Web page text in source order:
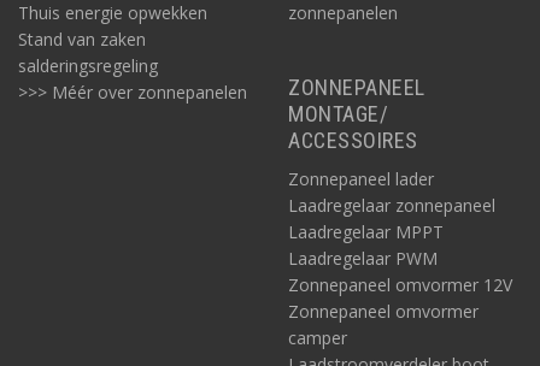
Thuis energie opwekken
Stand van zaken
salderingsregeling
>>> Méér over zonnepanelen
zonnepanelen
ZONNEPANEEL
MONTAGE/
ACCESSOIRES
Zonnepaneel lader
Laadregelaar zonnepaneel
Laadregelaar MPPT
Laadregelaar PWM
Zonnepaneel omvormer 12V
Zonnepaneel omvormer
camper